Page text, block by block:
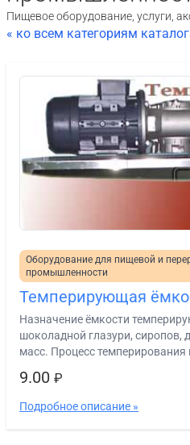
Пищевое оборудование, услуги,
« ко всем категориям
Оборудование для пищевой и
промышленности
Темперирующая
Назначение ёмкости
шоколадной глазури, сиропов,
масс. Процесс темперирования
9.00 ₽
Подробное описание »